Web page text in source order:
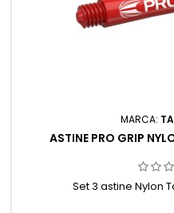
MARCA:
ASTINE PRO GRIP
Set 3 astine Nylon